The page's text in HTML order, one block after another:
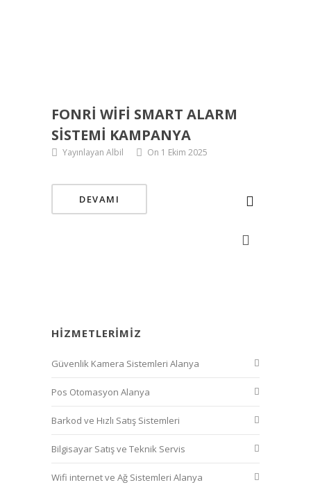
FONRI WIFI SMART ALARM
SISTEMI KAMPANYA
Yayınlayan Albil On 1 Ekim 2025
DEVAMI
HIZMETLERIMIZ
Güvenlik Kamera Sistemleri Alanya
Pos Otomasyon Alanya
Barkod ve Hızlı Satış Sistemleri
Bilgisayar Satış ve Teknik Servis
Wifi internet ve Ağ Sistemleri Alanya